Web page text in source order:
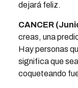
dejará feliz.
CANCER
creas, una
Hay personas
significa que
coqueteando